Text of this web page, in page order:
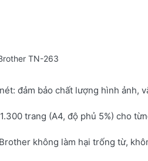
TN-263
đảm bảo chất lượng hình ảnh,
trang (A4, độ phủ 5%) cho
không làm hại trống từ,